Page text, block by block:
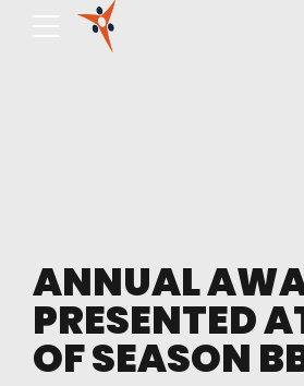
ANNUAL
PRESENTED
OF SEASON